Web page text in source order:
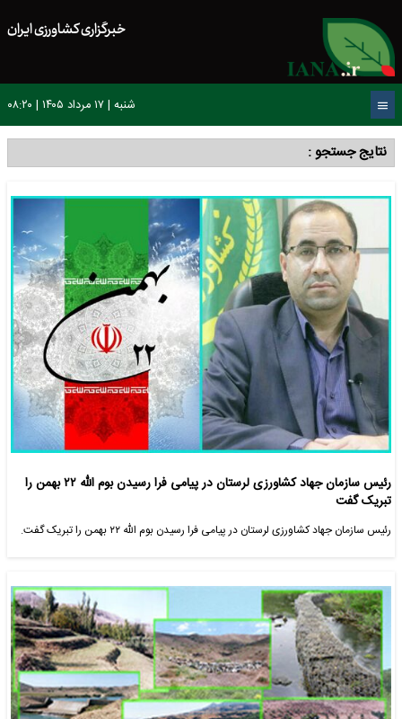
خبرگزاری کشاورزی ایران
شنبه | ۱۷ مرداد ۱۴۰۵ | ۰۸:۲۰
نتایج جستجو :
رئیس سازمان جهاد کشاورزی لرستان در پیامی فرا رسیدن بوم الله ۲۲ بهمن را
تبریک گفت
رئیس سازمان جهاد کشاورزی لرستان در پیامی فرا رسیدن بوم الله ۲۲ بهمن را تبریک گفت.